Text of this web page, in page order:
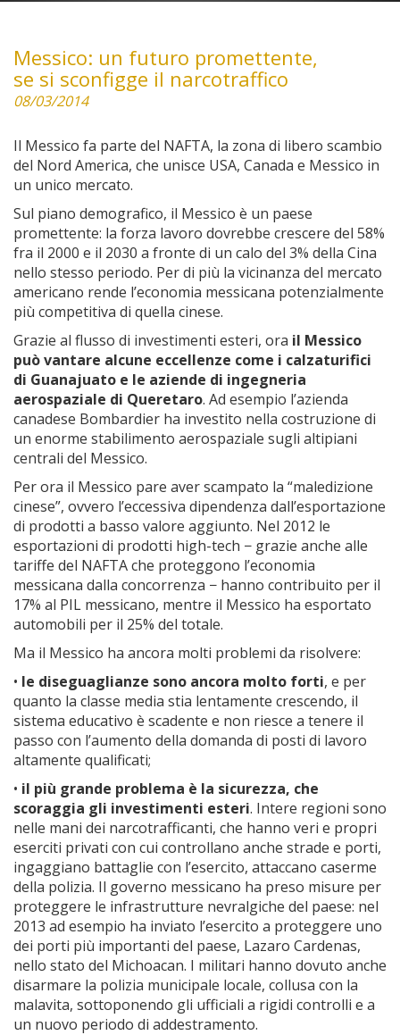
Messico: un futuro promettente,
se si sconfigge il narcotraffico
08/03/2014
Il Messico fa parte del NAFTA, la zona di libero scambio
del Nord America, che unisce USA, Canada e Messico in
un unico mercato.
Sul piano demografico, il Messico è un paese
promettente: la forza lavoro dovrebbe crescere del 58%
fra il 2000 e il 2030 a fronte di un calo del 3% della Cina
nello stesso periodo. Per di più la vicinanza del mercato
americano rende l’economia messicana potenzialmente
più competitiva di quella cinese.
Grazie al flusso di investimenti esteri, ora il Messico
può vantare alcune eccellenze come i calzaturifici
di Guanajuato e le aziende di ingegneria
aerospaziale di Queretaro. Ad esempio l’azienda
canadese Bombardier ha investito nella costruzione di
un enorme stabilimento aerospaziale sugli altipiani
centrali del Messico.
Per ora il Messico pare aver scampato la “maledizione
cinese”, ovvero l’eccessiva dipendenza dall’esportazione
di prodotti a basso valore aggiunto. Nel 2012 le
esportazioni di prodotti high-tech − grazie anche alle
tariffe del NAFTA che proteggono l’economia
messicana dalla concorrenza − hanno contribuito per il
17% al PIL messicano, mentre il Messico ha esportato
automobili per il 25% del totale.
Ma il Messico ha ancora molti problemi da risolvere:
• le diseguaglianze sono ancora molto forti, e per
quanto la classe media stia lentamente crescendo, il
sistema educativo è scadente e non riesce a tenere il
passo con l’aumento della domanda di posti di lavoro
altamente qualificati;
• il più grande problema è la sicurezza, che
scoraggia gli investimenti esteri. Intere regioni sono
nelle mani dei narcotrafficanti, che hanno veri e propri
eserciti privati con cui controllano anche strade e porti,
ingaggiano battaglie con l’esercito, attaccano caserme
della polizia. Il governo messicano ha preso misure per
proteggere le infrastrutture nevralgiche del paese: nel
2013 ad esempio ha inviato l’esercito a proteggere uno
dei porti più importanti del paese, Lazaro Cardenas,
nello stato del Michoacan. I militari hanno dovuto anche
disarmare la polizia municipale locale, collusa con la
malavita, sottoponendo gli ufficiali a rigidi controlli e a
un nuovo periodo di addestramento.